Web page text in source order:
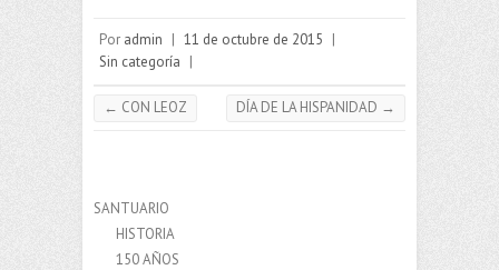
Por admin | 11 de octubre de 2015 |
Sin categoría |
← CON LEOZ DÍA DE LA HISPANIDAD →
SANTUARIO
HISTORIA
150 AÑOS